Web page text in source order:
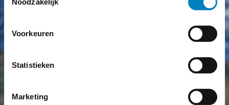
Voorkeuren
Statistieken
Marketing